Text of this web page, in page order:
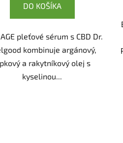
DO KOŠÍKA
AGE pleťové sérum s CBD Dr.
kombinuje argánový,
a rakytníkový olej s
kyselinou...